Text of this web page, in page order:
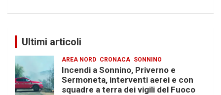
Ultimi articoli
AREA NORD CRONACA SONNINO
Incendi a Sonnino, Priverno e
Sermoneta, interventi aerei e con
squadre a terra dei vigili del Fuoco